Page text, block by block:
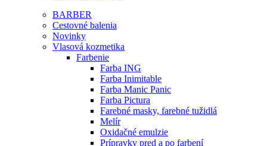
BARBER
Cestovné balenia
Novinky
Vlasová kozmetika
Farbenie
Farba ING
Farba Inimitable
Farba Manic Panic
Farba Pictura
Farebné masky, farebné tužidlá
Melír
Oxidačné emulzie
Prípravky pred a po farbení